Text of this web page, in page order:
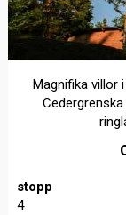
Magnifika villor
stopp
4